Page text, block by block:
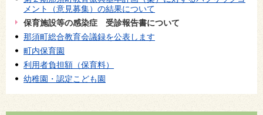
メント（意見募集）の結果について
保育施設等の感染症 受診報告書について
那須町総合教育会議録を公表します
町内保育園
利用者負担額（保育料）
幼稚園・認定こども園